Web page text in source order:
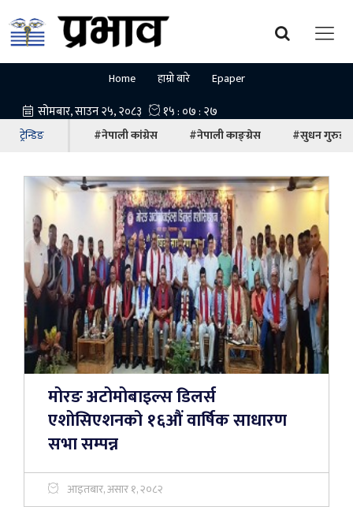
Home हाम्रो बारे Epaper
ट्रेन्डिङ #नेपाली कांग्रेस #नेपाली काङ्ग्रेस #सुधन गुरुङ
मोरङ अटोमोबाइल्स डिलर्स
एशोसिएशनको १६औं वार्षिक साधारण
सभा सम्पन्न
आइतबार, असार १, २०८२